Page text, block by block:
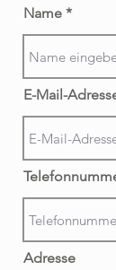
Name
E-Mail-
Adresse